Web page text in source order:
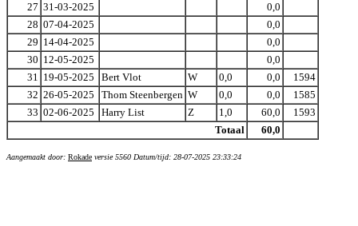
27 31-03-2025
0,0
28 07-04-2025
0,0
29 14-04-2025
0,0
30 12-05-2025
0,0
31 19-05-2025 Bert Vlot W 0,0 0,0
1594
32 26-05-2025 Thom Steenbergen W 0,0 0,0
1585
33 02-06-2025 Harry List Z 1,0 60,0
1593
Totaal
60,0
Aangemaakt door: Rokade versie 5560 Datum/tijd: 28-07-2025 23:33:24